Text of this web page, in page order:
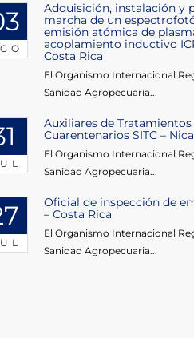
Adquisición, instalación y
marcha de un
emisión atómica de
acoplamiento inductivo
Costa Rica
El Organismo Internacional
Sanidad Agropecuaria...
Auxiliares de Tratamientos
Cuarentenarios SITC –
El Organismo Internacional
Sanidad Agropecuaria...
Oficial de inspección de
– Costa Rica
El Organismo Internacional
Sanidad Agropecuaria...